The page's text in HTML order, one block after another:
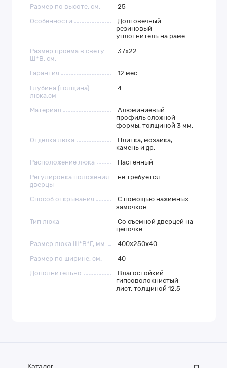
Размер по высоте, см.
25
Особенности
Долговечный
резиновый
уплотнитель на раме
Размер проёма в свету
Ш*В, см.
37х22
Гарантия
12 мес.
Глубина (толщина)
люка,см
4
Материал
Алюминиевый
профиль сложной
формы, толщиной 3 мм.
Отделка люка
Плитка, мозаика,
камень и др.
Расположение люка
Настенный
Регулировка положения
дверцы
не требуется
Способ открывания
С помощью нажимных
замочков
Тип люка
Со съемной дверцей на
цепочке
Размер люка Ш*В*Г, мм.
400х250х40
Размер по ширине, см.
40
Дополнительно
Влагостойкий
гипсоволокнистый
лист, толщиной 12,5